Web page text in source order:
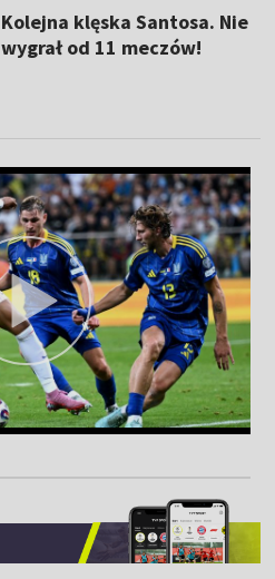
Kolejna klęska Santosa. Nie
wygrał od 11 meczów!